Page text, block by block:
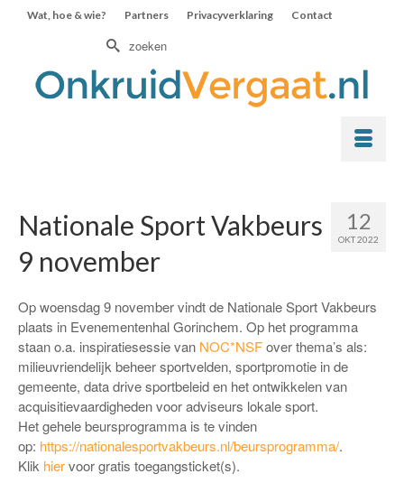
Wat, hoe & wie? Partners Privacyverklaring Contact
Zoek
12
OKT 2022
Nationale Sport Vakbeurs
9 november
Op woensdag 9 november vindt de Nationale Sport Vakbeurs
plaats in Evenementenhal Gorinchem. Op het programma
staan o.a. inspiratiesessie van NOC*NSFover thema’s als:
milieuvriendelijk beheer sportvelden, sportpromotie in de
gemeente, data drive sportbeleid en het ontwikkelen van
acquisitievaardigheden voor adviseurs lokale sport.
Het gehele beursprogramma is te vinden
op: https://nationalesportvakbeurs.nl/beursprogramma/.
Klik hiervoor gratis toegangsticket(s).